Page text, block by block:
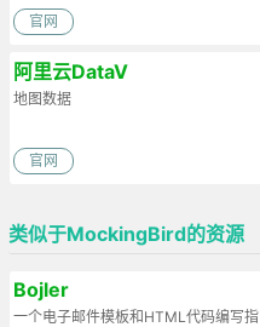
官网
阿里云DataV
地图数据
官网
类似于MockingBird的资源
Bojler
一个电子邮件模板和HTML代码编写指